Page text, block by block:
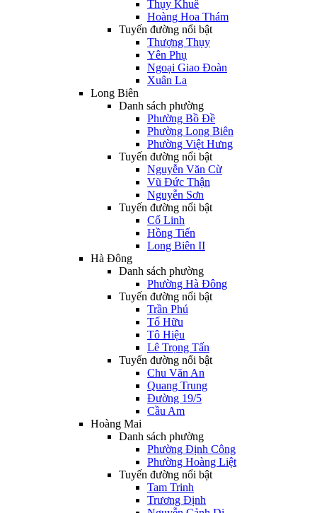
Thụy Khuê
Hoàng Hoa Thám
Tuyến đường nổi bật
Thượng Thụy
Yên Phụ
Ngoại Giao Đoàn
Xuân La
Long Biên
Danh sách phường
Phường Bồ Đề
Phường Long Biên
Phường Việt Hưng
Tuyến đường nổi bật
Nguyễn Văn Cừ
Vũ Đức Thận
Nguyễn Sơn
Tuyến đường nổi bật
Cổ Linh
Hồng Tiến
Long Biên II
Hà Đông
Danh sách phường
Phường Hà Đông
Tuyến đường nổi bật
Trần Phú
Tố Hữu
Tô Hiệu
Lê Trọng Tấn
Tuyến đường nổi bật
Chu Văn An
Quang Trung
Đường 19/5
Cầu Am
Hoàng Mai
Danh sách phường
Phường Định Công
Phường Hoàng Liệt
Tuyến đường nổi bật
Tam Trinh
Trương Định